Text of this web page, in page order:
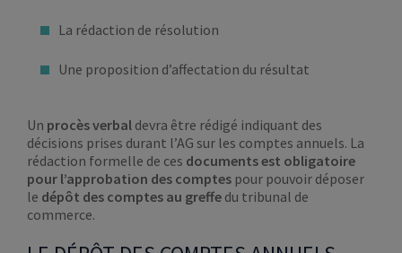
La rédaction de résolution
Une proposition d’affectation du résultat
Un procès verbal devra être rédigé indiquant des
décisions prises durant l’AG sur les comptes annuels. La
rédaction formelle de ces documentsest obligatoire
pour l’approbation des comptes pour pouvoir déposer
le dépôt des comptes au greffe du tribunal de
commerce.